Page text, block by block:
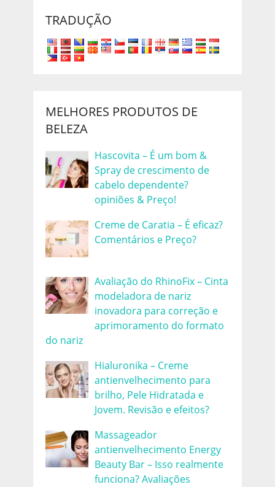
TRADUÇÃO
MELHORES PRODUTOS DE
BELEZA
Hascovita – É um bom &
Spray de crescimento de
cabelo dependente?
opiniões & Preço!
Creme de Caratia – É eficaz?
Comentários e Preço?
Avaliação do RhinoFix – Cinta
modeladora de nariz
inovadora para correção e
aprimoramento do formato
do nariz
Hialuronika – Creme
antienvelhecimento para
brilho, Pele Hidratada e
Jovem. Revisão e efeitos?
Massageador
antienvelhecimento Energy
Beauty Bar – Isso realmente
funciona? Avaliações